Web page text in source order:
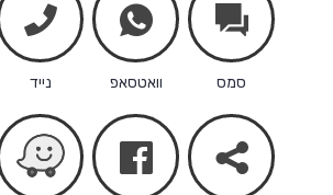
chats
whatsapp
phone
סמס וואטסאפ נייד
share
facebook